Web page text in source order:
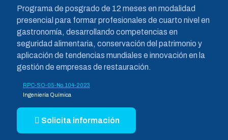
Programa de posgrado de 12 meses en modalidad
presencial para formar profesionales de cuarto nivel en
gastronomía, desarrollando competencias en
seguridad alimentaria, conservación del patrimonio y
aplicación de tendencias mundiales e innovación en la
gestión de empresas de restauración.
RPC-SO-05-No.104-2023
Ingeniería Química
Solicita información